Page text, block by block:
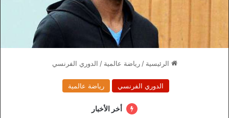
الرئيسية / رياضة عالمية / الدوري الفرنسي
الدوري الفرنسي رياضة عالمية
أخر الأخبار